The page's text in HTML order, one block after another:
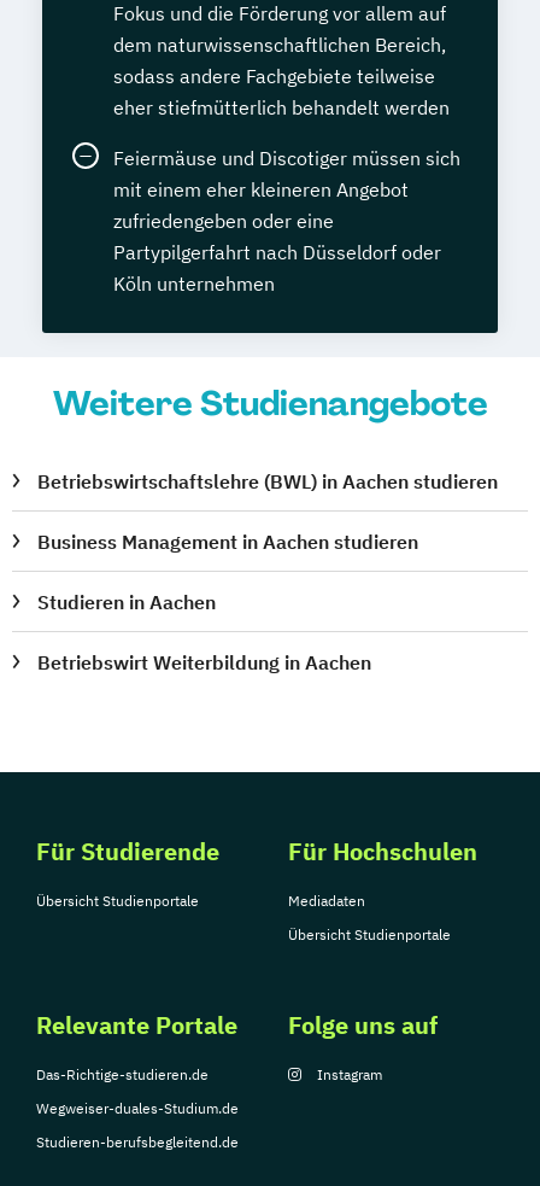
Fokus und die Förderung vor allem auf
dem naturwissenschaftlichen Bereich,
sodass andere Fachgebiete teilweise
eher stiefmütterlich behandelt werden
Feiermäuse und Discotiger müssen sich
mit einem eher kleineren Angebot
zufriedengeben oder eine
Partypilgerfahrt nach Düsseldorf oder
Köln unternehmen
Weitere Studienangebote
Betriebswirtschaftslehre (BWL) in Aachen studieren
Business Management in Aachen studieren
Studieren in Aachen
Betriebswirt Weiterbildung in Aachen
Für Studierende
Übersicht Studienportale
Für Hochschulen
Mediadaten
Übersicht Studienportale
Relevante Portale
Das-Richtige-studieren.de
Wegweiser-duales-Studium.de
Studieren-berufsbegleitend.de
Folge uns auf
Instagram